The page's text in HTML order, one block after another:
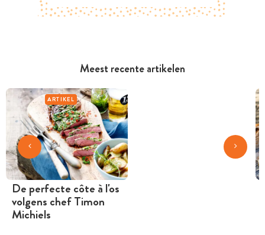
Meest recente artikelen
ARTIKEL
De perfecte côte à l'os
volgens chef Timon
Michiels